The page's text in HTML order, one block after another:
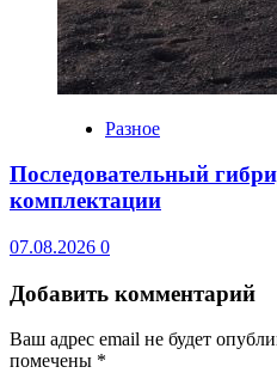
Разное
Последовательный
комплектации
07.08.2026 0
Добавить комментарий
Ваш адрес email не будет
помечены *